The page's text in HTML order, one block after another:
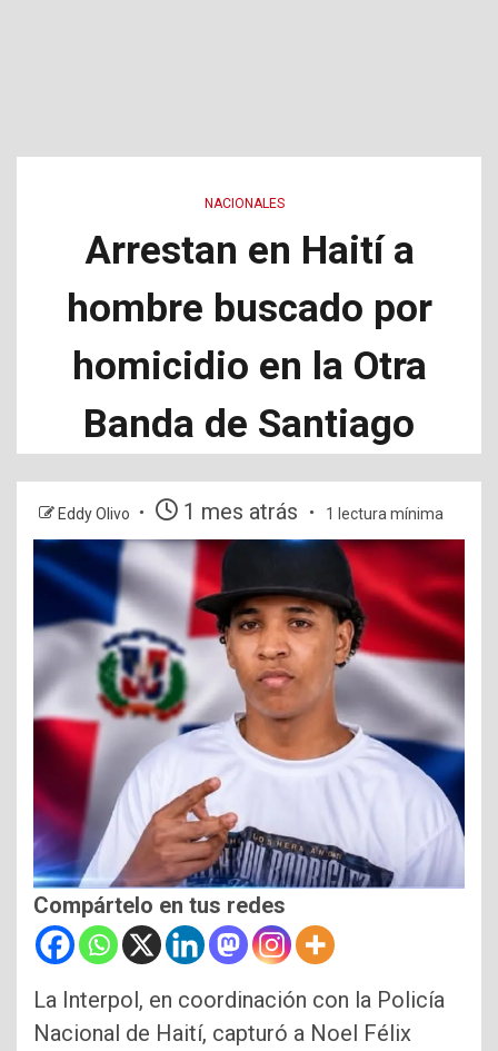
NACIONALES
Arrestan en Haití a
hombre buscado por
homicidio en la Otra
Banda de Santiago
Eddy Olivo 1 mes atrás 1 lectura mínima
Compártelo en tus redes
La Interpol, en coordinación con la Policía
Nacional de Haití, capturó a Noel Félix